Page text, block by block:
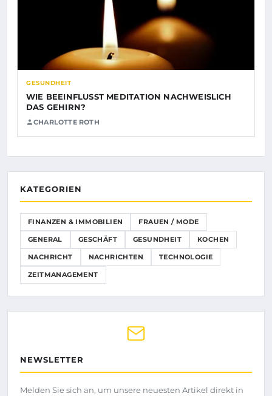
GESUNDHEIT
WIE BEEINFLUSST MEDITATION NACHWEISLICH
DAS GEHIRN?
CHARLOTTE ROTH
KATEGORIEN
FINANZEN & IMMOBILIEN FRAUEN / MODE
GENERAL GESCHÄFT GESUNDHEIT KOCHEN
NACHRICHT NACHRICHTEN TECHNOLOGIE
ZEITMANAGEMENT
NEWSLETTER
Melden Sie sich an, um unsere neuesten Artikel direkt in